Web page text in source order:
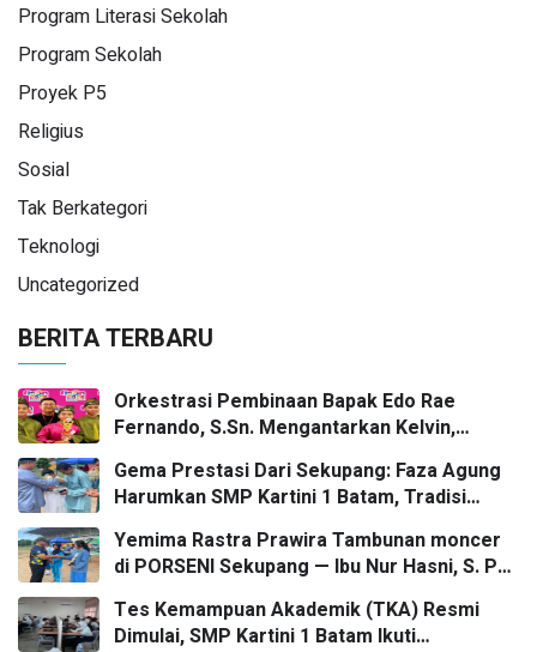
Program Literasi Sekolah
Program Sekolah
Proyek P5
Religius
Sosial
Tak Berkategori
Teknologi
Uncategorized
BERITA TERBARU
Orkestrasi Pembinaan Bapak Edo Rae
Fernando, S.Sn. Mengantarkan Kelvin,
Kartini 1 Batam—Kembali Menorehkan Juara
II FLS3N dalam Panggung Kompetisi
Bergengsi
Gema Prestasi Dari Sekupang: Faza Agung
Harumkan SMP Kartini 1 Batam, Tradisi
Yemima Rastra Prawira Tambunan moncer
di PORSENI Sekupang — Ibu Nur Hasni, S. Pd
dan Mr. Irwan Herika, M. Pd apresiasi
prestasi emas yang menggema
Tes Kemampuan Akademik (TKA) Resmi
Dimulai, SMP Kartini 1 Batam Ikuti